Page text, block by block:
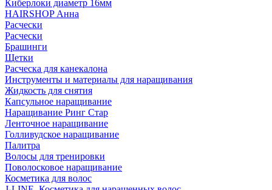
Киберлоки диаметр 16мм
HAIRSHOP Анна
Расчески
Расчески
Брашинги
Щетки
Расческа для канекалона
Инструменты и материалы для наращивания
Жидкость для снятия
Капсульное наращивание
Наращивание Ринг Стар
Ленточное наращивание
Голливудское наращивание
Палитра
Волосы для тренировки
Поволосковое наращивание
Косметика для волос